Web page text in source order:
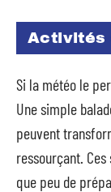
Activités
Si la météo le
Une simple
peuvent
ressourçant.
que peu de